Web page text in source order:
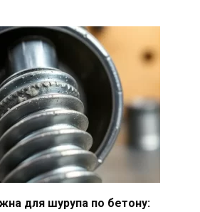
для шурупа по бетону: